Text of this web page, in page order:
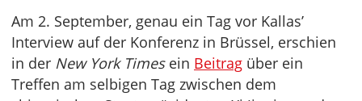
Am 2. September, genau ein Tag vor Kallas’
Interview auf der Konferenz in Brüssel, erschien
in der New York Timesein Beitrag über ein
Treffen am selbigen Tag zwischen dem